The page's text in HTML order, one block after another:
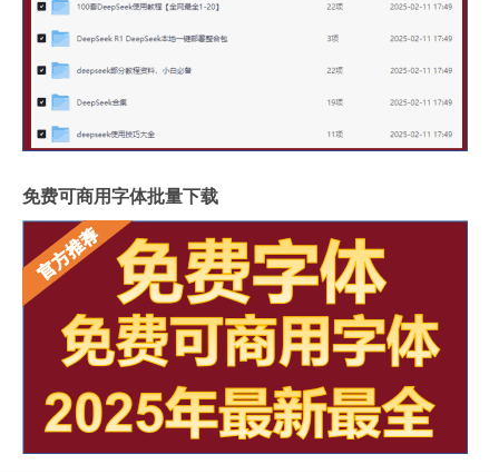
免费可商用字体批量下载